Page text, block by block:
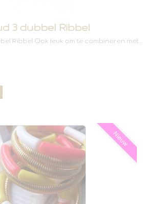
3 dubbel Ribbel
Ribbel Ook leuk om te combineren met…
Nieuw